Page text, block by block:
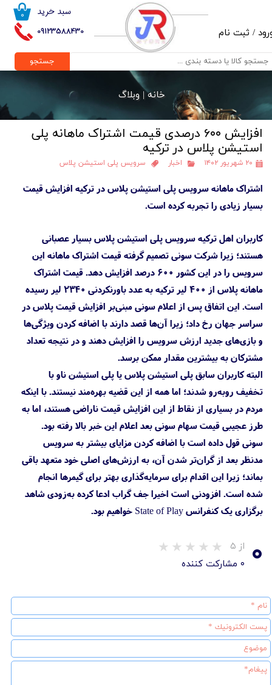
09123588430
۰ سبد خرید
/ ثبت نام
حساب کاربری من
تغییر گذر واژه
خروج از حساب کاربری
جستجو
خانه |وبلاگ
افزایش ۶۰۰ درصدی قیمت اشتراک ماهانه پلی
استیشن پلاس در ترکیه
۲۰ شهریور ۱۴۰۲ اخبار سرویس پلی استیشن پلاس
اشتراک ماهانه سرویس پلی استیشن پلاس در ترکیه افزایش قیمت
بسیار زیادی را تجربه کرده است.
کاربران اهل ترکیه سرویس پلی استیشن پلاس بسیار عصبانی
هستند؛ زیرا شرکت سونی تصمیم گرفته قیمت اشتراک ماهانه این
سرویس را در این کشور ۶۰۰ درصد افزایش دهد. قیمت اشتراک
ماهانه پلاس از ۴۰۰ لیر ترکیه به عدد باورنکردنی ۲۳۴۰ لیر رسیده
است. این اتفاق پس از اعلام سونی مبنی‌بر افزایش قیمت پلاس در
سراسر جهان رخ داد؛ زیرا آن‌ها قصد دارند با اضافه کردن ویژگی‌ها
و بازی‌های جدید ارزش سرویس را افزایش دهند و در نتیجه تعداد
مشترکان به بیشترین مقدار ممکن برسد.
البته کاربران سابق پلی استیشن پلاس یا پلی استیشن ناو با
تخفیف رو‌به‌رو شدند؛ اما همه از این قضیه بهره‌مند نیستند. با اینکه
مردم در بسیاری از نقاط از این افزایش قیمت ناراضی هستند، اما به
طرز عجیبی قیمت سهام سونی بعد اعلام این خبر بالا رفته بود.
سونی قول داده است با اضافه کردن مزایای بیشتر به سرویس
مدنظر بعد از گران‌تر شدن آن، به ارزش‌های اصلی خود متعهد باقی
بماند؛ زیرا این اقدام برای سرمایه‌گذاری بهتر برای گیمرها انجام
شده است. افزودنی است اخیرا جف گراب ادعا کرده به‌زودی شاهد
برگزاری یک کنفرانس State of Play خواهیم بود.
۰ از ۵
۰ مشارکت کننده